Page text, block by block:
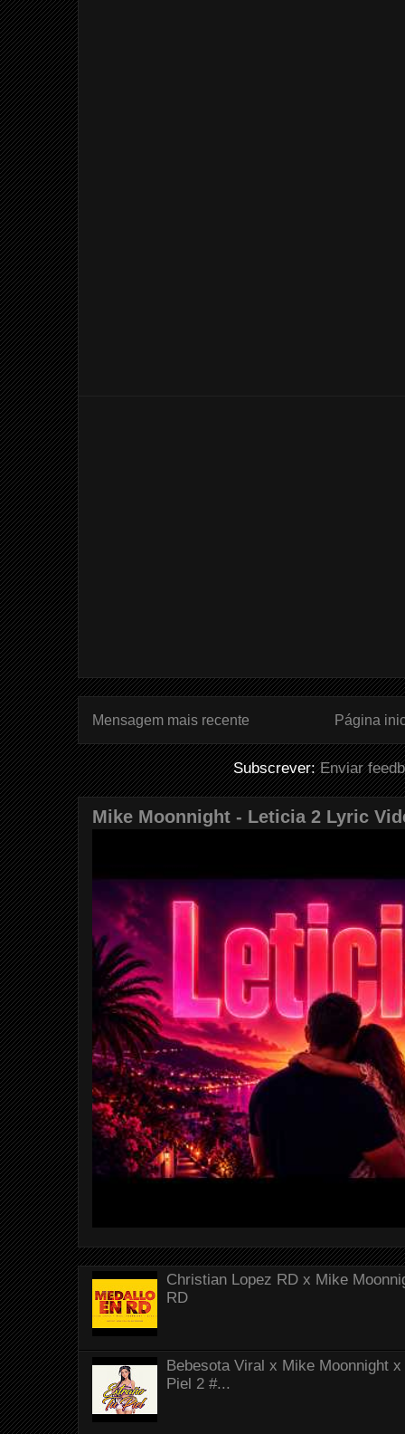
Mensagem mais recente Página
Subscrever:Enviar
Mike Moonnight - Leticia 2 Lyric
Christian Lopez RD x Mike
RD
Bebesota Viral x Mike Moonnight
Piel 2 #...